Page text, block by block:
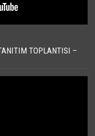
TOPLANTISI –